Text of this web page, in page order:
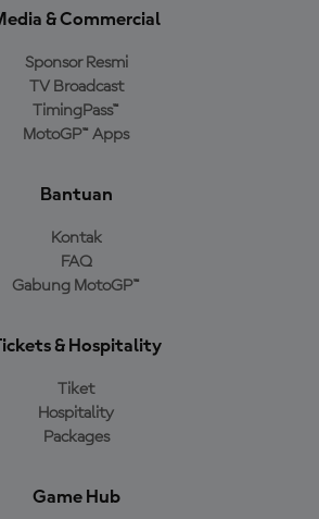
& Commercial
Sponsor Resmi
TV Broadcast
TimingPass™
MotoGP™ Apps
Bantuan
Kontak
FAQ
Gabung MotoGP™
& Hospitality
Tiket
Hospitality
Packages
Game Hub